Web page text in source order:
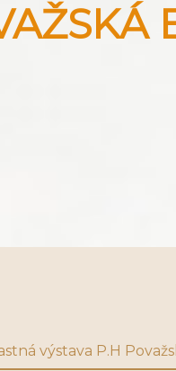
výstava P.H